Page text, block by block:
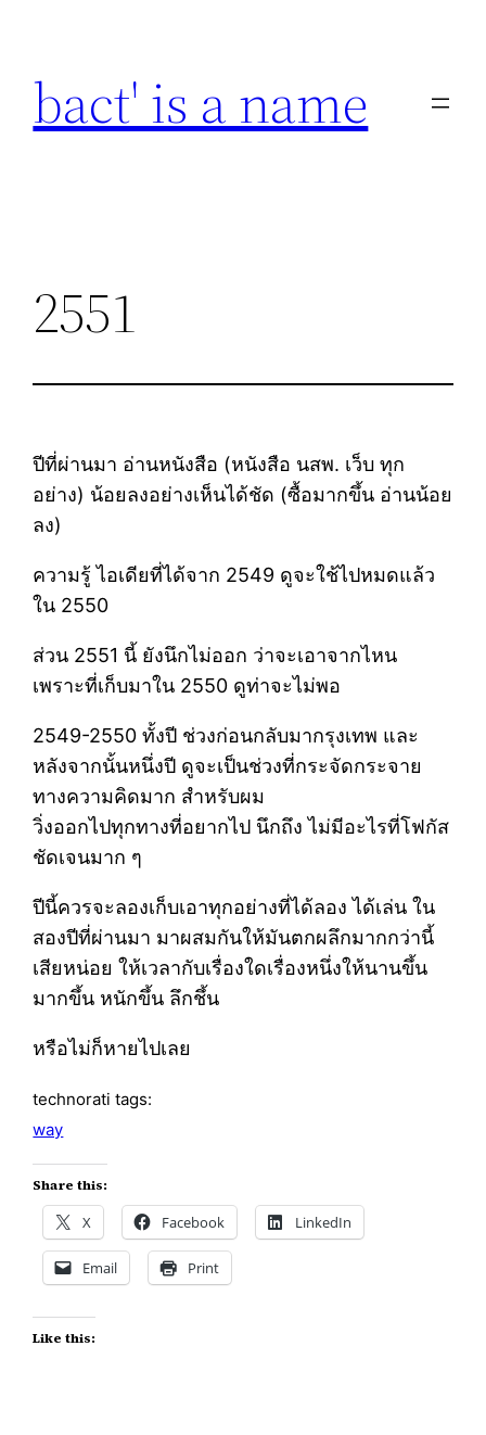
content
bact' is a name
2551
ปีที่ผ่านมา อ่านหนังสือ (หนังสือ นสพ. เว็บ ทุก
อย่าง) น้อยลงอย่างเห็นได้ชัด (ซื้อมากขึ้น อ่านน้อย
ลง)
ความรู้ ไอเดียที่ได้จาก 2549 ดูจะใช้ไปหมดแล้ว
ใน 2550
ส่วน 2551 นี้ ยังนึกไม่ออก ว่าจะเอาจากไหน
เพราะที่เก็บมาใน 2550 ดูท่าจะไม่พอ
2549-2550 ทั้งปี ช่วงก่อนกลับมากรุงเทพ และ
หลังจากนั้นหนึ่งปี ดูจะเป็นช่วงที่กระจัดกระจาย
ทางความคิดมาก สำหรับผม
วิ่งออกไปทุกทางที่อยากไป นึกถึง ไม่มีอะไรที่โฟกัส
ชัดเจนมาก ๆ
ปีนี้ควรจะลองเก็บเอาทุกอย่างที่ได้ลอง ได้เล่น ใน
สองปีที่ผ่านมา มาผสมกันให้มันตกผลึกมากกว่านี้
เสียหน่อย ให้เวลากับเรื่องใดเรื่องหนึ่งให้นานขึ้น
มากขึ้น หนักขึ้น ลึกชึ้น
หรือไม่ก็หายไปเลย
technorati tags:
way
Share this:
X Facebook LinkedIn
Email Print
Like this: